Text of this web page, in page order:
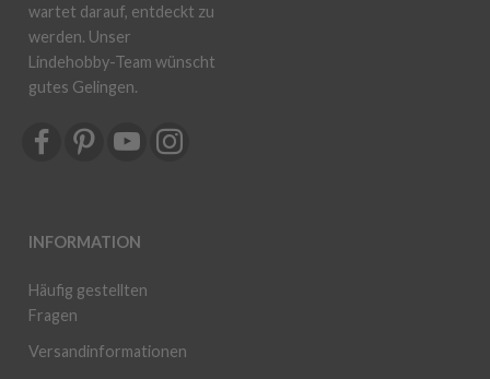
wartet darauf, entdeckt zu
werden. Unser
Lindehobby-Team wünscht
gutes Gelingen.
INFORMATION
Häufig gestellten
Fragen
Versandinformationen